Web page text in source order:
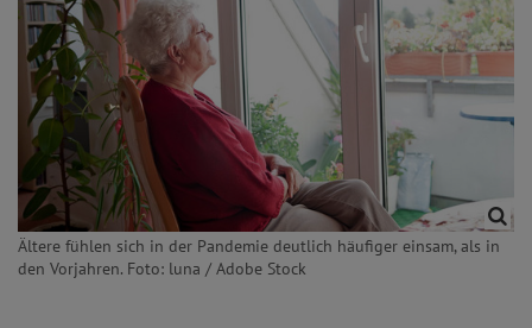
Ältere fühlen sich in der Pandemie deutlich häufiger einsam, als in
den Vorjahren. Foto: luna / Adobe Stock